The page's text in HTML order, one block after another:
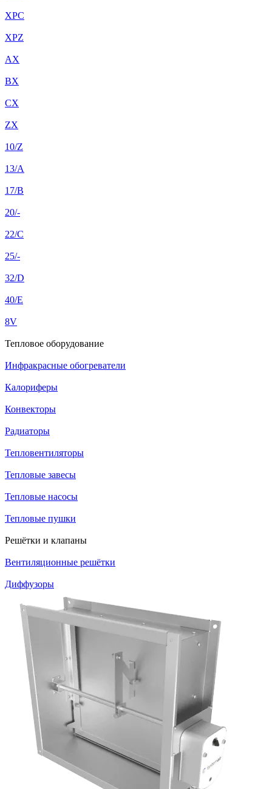
XPC
XPZ
AX
BX
CX
ZX
10/Z
13/A
17/B
20/-
22/C
25/-
32/D
40/E
8V
Тепловое оборудование
Инфракрасные обогреватели
Калориферы
Конвекторы
Радиаторы
Тепловентиляторы
Тепловые завесы
Тепловые насосы
Тепловые пушки
Решётки и клапаны
Вентиляционные решётки
Диффузоры